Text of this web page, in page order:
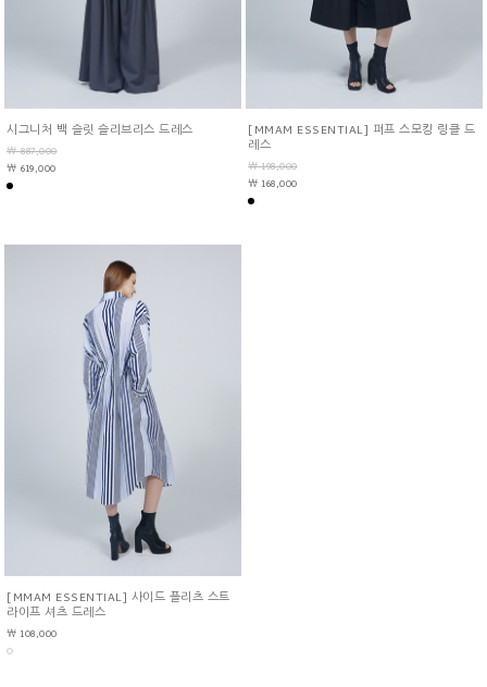
시그니처 백 슬릿 슬리브리스 드레스
￦ 887,000
￦ 619,000
[MMAM ESSENTIAL] 퍼프 스모킹 링클 드
레스
￦ 198,000
￦ 168,000
[MMAM ESSENTIAL] 사이드 플리츠 스트
라이프 셔츠 드레스
￦ 108,000